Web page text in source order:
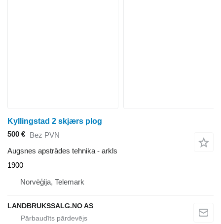
Kyllingstad 2 skjærs plog
500 € Bez PVN
Augsnes apstrādes tehnika - arkls
1900
Norvēģija, Telemark
LANDBRUKSSALG.NO AS